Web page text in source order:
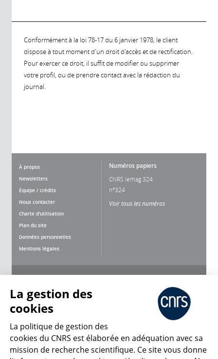
Conformément à la loi 78-17 du 6 janvier 1978, le client
dispose à tout moment d'un droit d'accès et de rectification.
Pour exercer ce droit, il suffit de modifier ou supprimer
votre profil, ou de prendre contact avec la rédaction du
journal.
À propos
Newsletters
Équipe / crédits
Nous contacter
Charte d'utilisation
Plan du site
Données personnelles
Mentions légales
Numéros papiers
CNRS lemag 324
n°324
Voir tous les numéros
CNRS Le Mag
La gestion des
cookies
La politique de gestion des
cookies du CNRS est élaborée en adéquation avec sa
mission de recherche scientifique. Ce site vous donne